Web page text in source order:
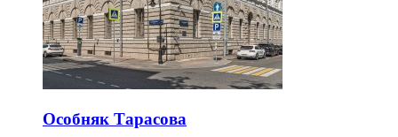
Особняк Тарасова